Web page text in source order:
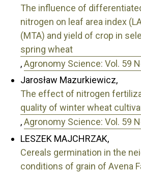
The influence of
nitrogen on leaf area index
(MTA) and yield of crop in
spring wheat
,Agronomy Science: Vol. 59
Jarosław Mazurkiewicz,
The effect of nitrogen
quality of winter wheat
,Agronomy Science: Vol. 59
LESZEK MAJCHRZAK,
Cereals germination in the
conditions of grain of Avena